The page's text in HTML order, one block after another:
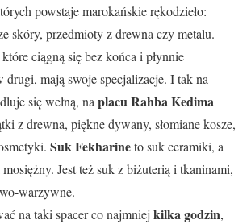
powstaje marokańskie rękodzieło:
skóry, przedmioty z drewna czy metalu.
ciągną się bez końca i płynnie
drugi, mają swoje specjalizacje. I tak na
się wełną, na placu Rahba Kedima
z drewna, piękne dywany, słomiane kosze,
Suk Fekharineto suk ceramiki, a
Jest też suk z biżuterią i tkaninami,
warzywne.
na taki spacer co najmniej kilka godzin,